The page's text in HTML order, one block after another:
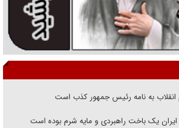
به نامه رئیس جمهور کذب است
ایران یک باخت راهبردی و مایه شرم بوده است